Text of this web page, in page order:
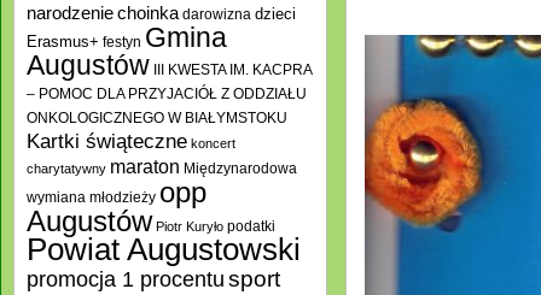
narodzeniechoinka darowizna dzieci
Erasmus+ festyn Gmina
Augustów III KWESTA IM. KACPRA
– POMOC DLA PRZYJACIÓŁ Z ODDZIAŁU
ONKOLOGICZNEGO W BIAŁYMSTOKU
Kartki świąteczne koncert
charytatywny maraton Międzynarodowa
wymiana młodzieży opp
Augustów Piotr Kuryło podatki
Powiat Augustowski
promocja 1 procentusport